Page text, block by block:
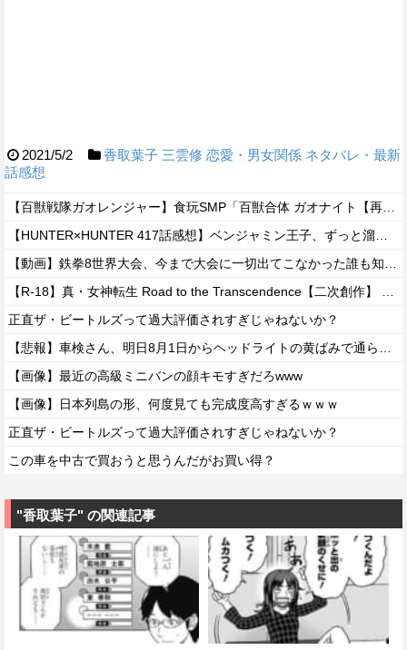
2021/5/2 香取葉子 三雲修 恋愛・男女関係 ネタバレ・最新
話感想
正直ザ・ビートルズって過大評価されすぎじゃねないか？
【画像】最近の高級ミニバンの顔キモすぎだろwww
【画像】日本列島の形、何度見ても完成度高すぎるｗｗｗ
正直ザ・ビートルズって過大評価されすぎじゃねないか？
この車を中古で買おうと思うんだがお買い得？
"香取葉子" の関連記事